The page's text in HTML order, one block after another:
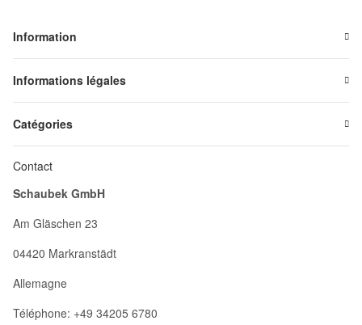
Information
Informations légales
Catégories
Contact
Schaubek GmbH
Am Gläschen 23
04420 Markranstädt
Allemagne
Téléphone: +49 34205 6780